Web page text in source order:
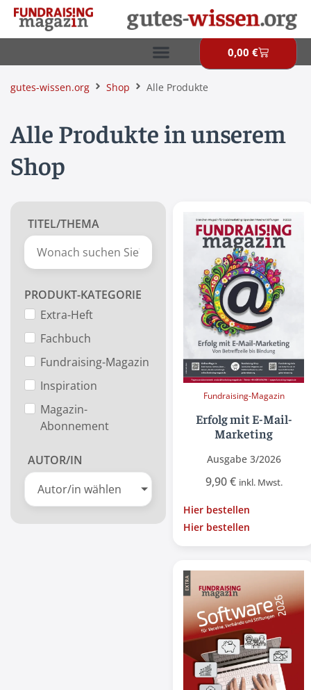
Zum
Inhalt
springen
0,00 €
gutes-wissen.org Shop Alle Produkte
Alle Produkte in unserem
Shop
TITEL/THEMA
PRODUKT-KATEGORIE
Extra-Heft
Fachbuch
Fundraising-Magazin
Inspiration
Magazin-
Abonnement
AUTOR/IN
Autor/in wählen
Fundraising-Magazin
Erfolg mit E-Mail-
Marketing
Ausgabe 3/2026
9,90€ inkl. Mwst.
Hier bestellen
Hier bestellen